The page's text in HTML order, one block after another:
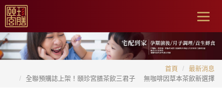
首頁
最新消息
全聯預購誌上架！頤珍宮膳茶飲三君子 無咖啡因草本茶飲新選擇